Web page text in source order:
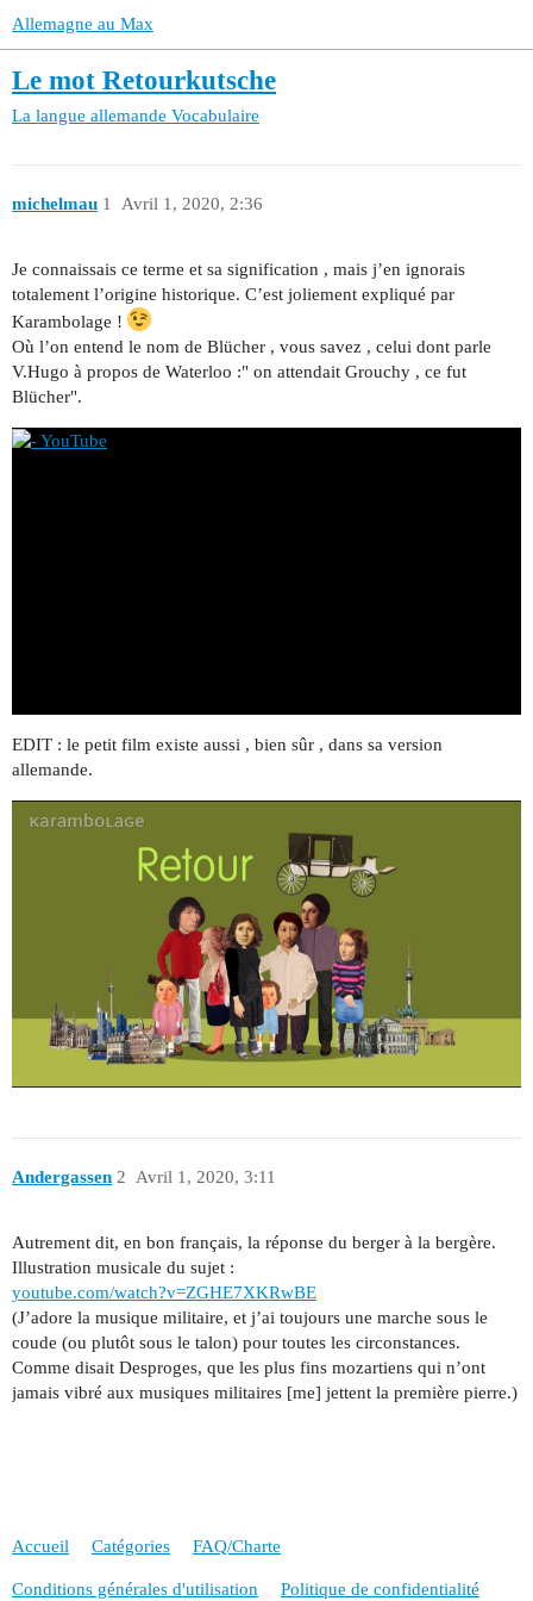
Allemagne au Max
Le mot Retourkutsche
La langue allemande Vocabulaire
michelmau Avril 1, 2020, 2:36
1
Je connaissais ce terme et sa signification , mais j’en ignorais
totalement l’origine historique. C’est joliement expliqué par
Karambolage !
Où l’on entend le nom de Blücher , vous savez , celui dont parle
V.Hugo à propos de Waterloo :" on attendait Grouchy , ce fut
Blücher".
EDIT : le petit film existe aussi , bien sûr , dans sa version
allemande.
Andergassen Avril 1, 2020, 3:11
2
Autrement dit, en bon français, la réponse du berger à la bergère.
Illustration musicale du sujet :
youtube.com/watch?v=ZGHE7XKRwBE
(J’adore la musique militaire, et j’ai toujours une marche sous le
coude (ou plutôt sous le talon) pour toutes les circonstances.
Comme disait Desproges, que les plus fins mozartiens qui n’ont
jamais vibré aux musiques militaires [me] jettent la première pierre.)
Accueil Catégories FAQ/Charte
Conditions générales d'utilisation Politique de confidentialité